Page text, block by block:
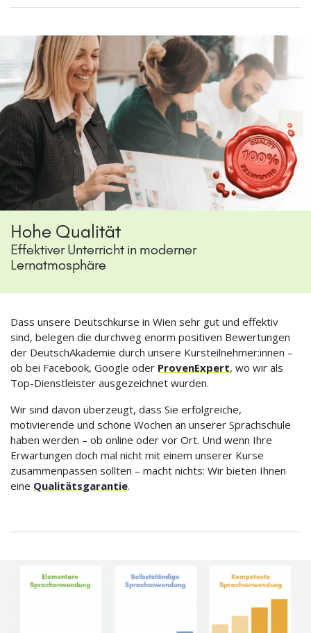
Hohe Qualität
Effektiver Unterricht in moderner
Lernatmosphäre
Dass unsere Deutschkurse in Wien sehr gut und effektiv
sind, belegen die durchweg enorm positiven Bewertungen
der DeutschAkademie durch unsere Kursteilnehmer:innen –
ob bei Facebook, Google oder ProvenExpert, wo wir als
Top-Dienstleister ausgezeichnet wurden.
Wir sind davon überzeugt, dass Sie erfolgreiche,
motivierende und schöne Wochen an unserer Sprachschule
haben werden – ob online oder vor Ort. Und wenn Ihre
Erwartungen doch mal nicht mit einem unserer Kurse
zusammenpassen sollten – macht nichts: Wir bieten Ihnen
eine Qualitätsgarantie.